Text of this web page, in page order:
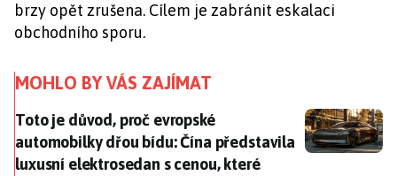
brzy opět zrušena. Cílem je zabránit eskalaci
obchodního sporu.
MOHLO BY VÁS ZAJÍMAT
Toto je důvod, proč evropské automobilky dřou
Toto je důvod, proč evropské
automobilky dřou bídu: Čína představila
luxusní elektrosedan s cenou, které